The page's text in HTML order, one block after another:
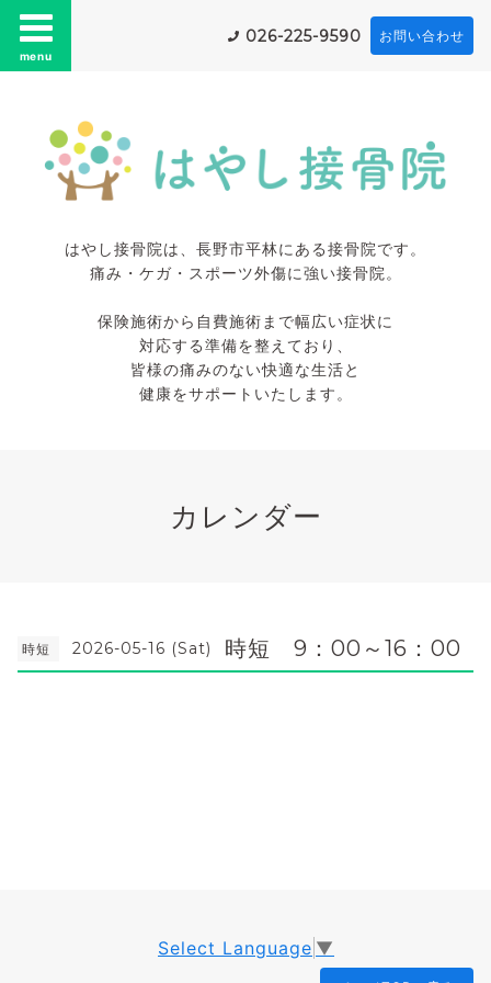
menu
026-225-9590 お問い合わせ
はやし接骨院は、長野市平林にある接骨院です。
痛み・ケガ・スポーツ外傷に強い接骨院。
保険施術から自費施術まで幅広い症状に
対応する準備を整えており、
皆様の痛みのない快適な生活と
健康をサポートいたします。
カレンダー
時短 2026-05-16 (Sat) 時短 9：00～16：00
Select Language ▼